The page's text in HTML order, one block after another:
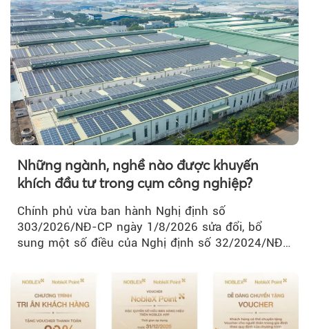
Những ngành, nghề nào được khuyến
khích đầu tư trong cụm công nghiệp?
Chính phủ vừa ban hành Nghị định số
303/2026/NĐ-CP ngày 1/8/2026 sửa đổi, bổ
sung một số điều của Nghị định số 32/2024/NĐ-